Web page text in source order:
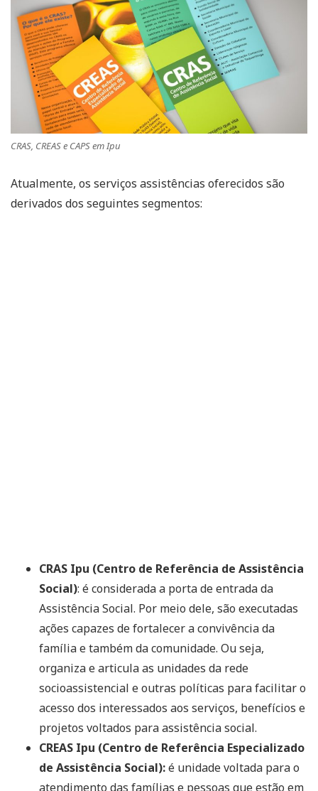
CRAS, CREAS e CAPS em Ipu
Atualmente, os serviços assistências oferecidos são
derivados dos seguintes segmentos:
CRAS Ipu (Centro de Referência de Assistência
Social): é considerada a porta de entrada da
Assistência Social. Por meio dele, são executadas
ações capazes de fortalecer a convivência da
família e também da comunidade. Ou seja,
organiza e articula as unidades da rede
socioassistencial e outras políticas para facilitar o
acesso dos interessados aos serviços, benefícios e
projetos voltados para assistência social.
CREAS Ipu (Centro de Referência Especializado
de Assistência Social):é unidade voltada para o
atendimento das famílias e pessoas que estão em